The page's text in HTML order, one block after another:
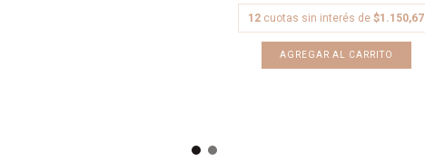
12 cuotas sin interés de $1.150,67